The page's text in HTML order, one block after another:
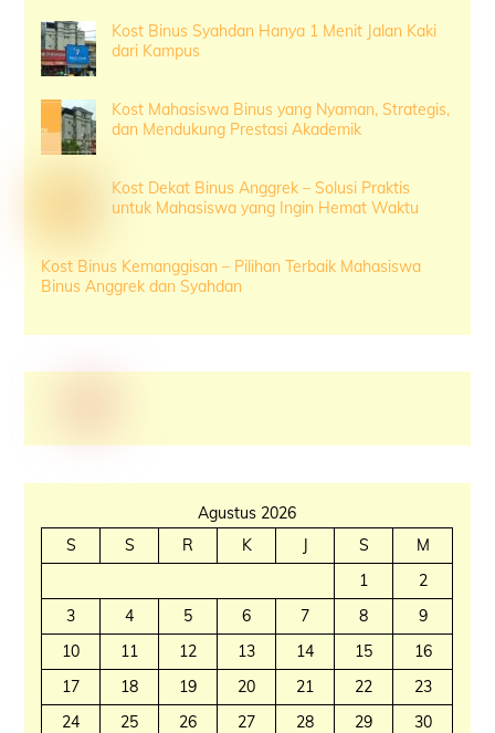
Kost Binus Syahdan Hanya 1 Menit Jalan Kaki
dari Kampus
Kost Mahasiswa Binus yang Nyaman, Strategis,
dan Mendukung Prestasi Akademik
Kost Dekat Binus Anggrek – Solusi Praktis
untuk Mahasiswa yang Ingin Hemat Waktu
Kost Binus Kemanggisan – Pilihan Terbaik Mahasiswa
Binus Anggrek dan Syahdan
Agustus 2026
S
S R K J S
M
1
2
3
4 5 6 7 8
9
10
11 12 13 14 15
16
17
18 19 20 21 22
23
24
25 26 27 28 29
30